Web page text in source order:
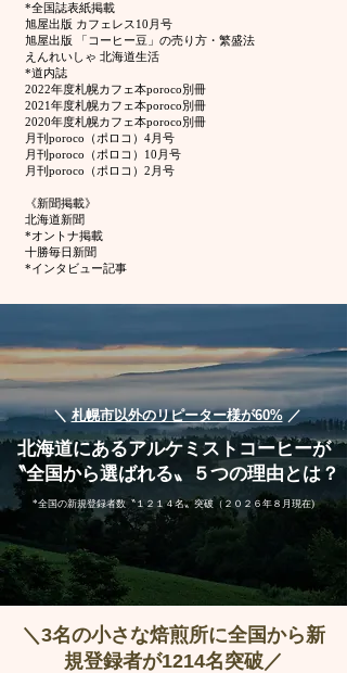
*全国誌表紙掲載
旭屋出版 カフェレス10月号
旭屋出版 「コーヒー豆」の売り方・繁盛法
えんれいしゃ 北海道生活
*道内誌
2022年度札幌カフェ本poroco別冊
2021年度札幌カフェ本poroco別冊
2020年度札幌カフェ本poroco別冊
月刊poroco（ポロコ）4月号
月刊poroco（ポロコ）10月号
月刊poroco（ポロコ）2月号
《新聞掲載》
北海道新聞
*オントナ掲載
十勝毎日新聞
*インタビュー記事
＼ ​札幌市以外のリピーター様が60%／
北海道にあるアルケミストコーヒーが
〝全国から選ばれる〟５つの理由とは？
*全国の新規登録者数〝１２１４名〟突破（２０２６年８月現在)
＼3名の小さな焙煎所に全国から​新
規登録者が1214名突破／